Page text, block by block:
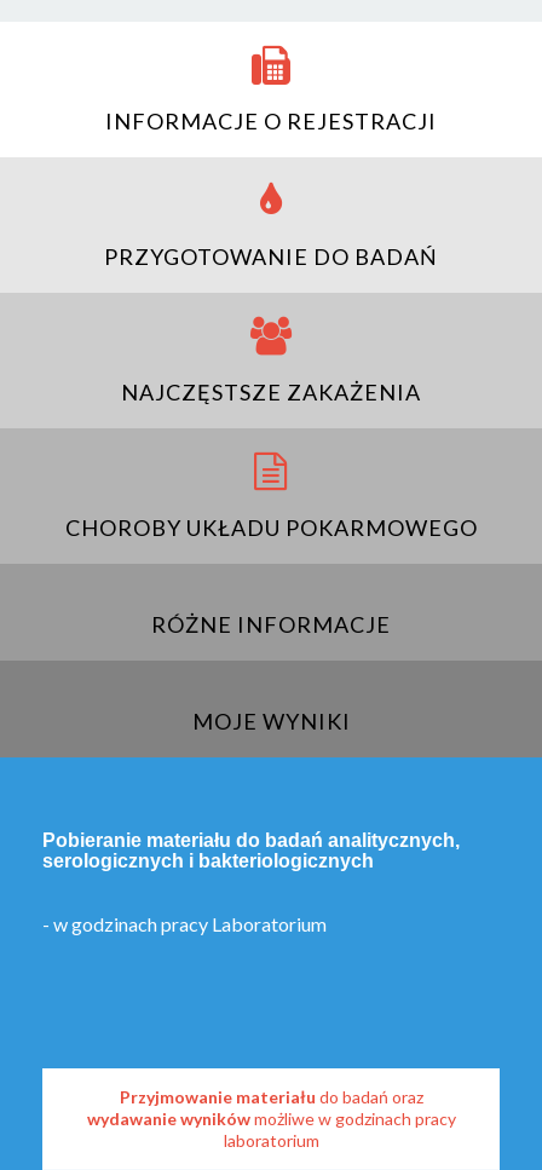
INFORMACJE O REJESTRACJI
PRZYGOTOWANIE DO BADAŃ
NAJCZĘSTSZE ZAKAŻENIA
CHOROBY UKŁADU POKARMOWEGO
RÓŻNE INFORMACJE
MOJE WYNIKI
Pobieranie materiału do badań analitycznych,
serologicznych i bakteriologicznych
- w godzinach pracy Laboratorium
Przyjmowanie materiału do badań oraz
wydawanie wynikówmożliwe w godzinach pracy
laboratorium